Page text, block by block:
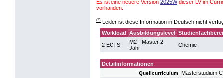
Es ist eine neuere Version 2025Wdieser LV im
vorhanden.
(*) Leider ist diese Information in Deutsch nicht
Workload Ausbildungslevel
2 ECTS
M2 - Master 2.
Jahr
Chemie
Detailinformationen
Quellcurriculum Masterstudium